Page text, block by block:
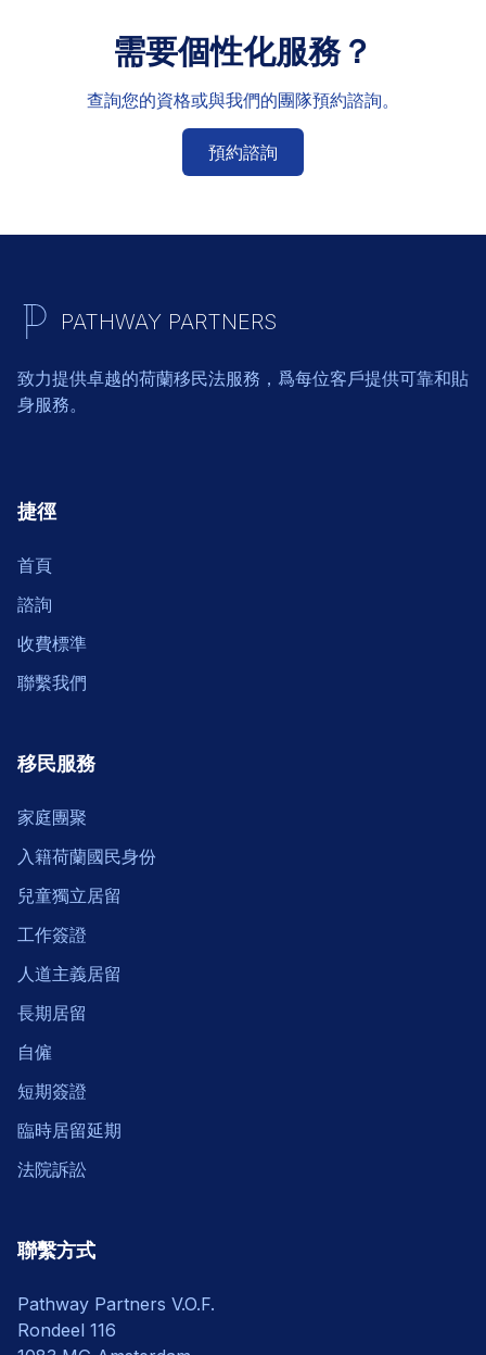
需要個性化服務？
查詢您的資格或與我們的團隊預約諮詢。
預約諮詢
PATHWAY PARTNERS
致力提供卓越的荷蘭移民法服務，爲每位客戶提供可靠和貼
身服務。
捷徑
首頁
諮詢
收費標準
聯繫我們
移民服務
家庭團聚
入籍荷蘭國民身份
兒童獨立居留
工作簽證
人道主義居留
長期居留
自僱
短期簽證
臨時居留延期
法院訴訟
聯繫方式
Pathway Partners V.O.F.
Rondeel 116